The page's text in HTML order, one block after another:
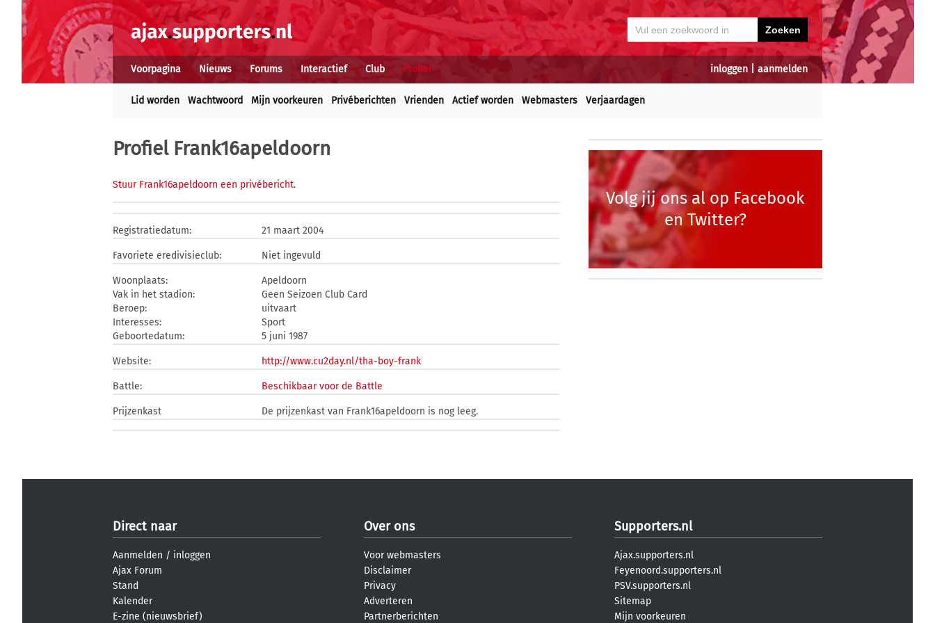
inloggen aanmelden
Voorpagina Nieuws Forums Interactief Club Profiel
Lid worden Wachtwoord Mijn voorkeuren Privéberichten Vrienden Actief worden Webmasters Verjaardagen
Profiel Frank16apeldoorn
Stuur Frank16apeldoorn een privébericht.
Registratiedatum: 21 maart 2004
Favoriete eredivisieclub: Niet ingevuld
Woonplaats:
Apeldoorn
Vak in het stadion:
Geen Seizoen Club Card
Beroep:
uitvaart
Interesses:
Sport
Geboortedatum:
5 juni 1987
Website: http://www.cu2day.nl/tha-boy-frank
Battle: Beschikbaar voor de Battle
Prijzenkast De prijzenkast van Frank16apeldoorn is nog leeg.
Volg jij ons al op Facebook
en Twitter?
Direct naar
Aanmelden / inloggen
Ajax Forum
Stand
Kalender
E-zine (nieuwsbrief)
Over ons
Voor webmasters
Disclaimer
Privacy
Adverteren
Partnerberichten
Supporters.nl
Ajax.supporters.nl
Feyenoord.supporters.nl
PSV.supporters.nl
Sitemap
Mijn voorkeuren